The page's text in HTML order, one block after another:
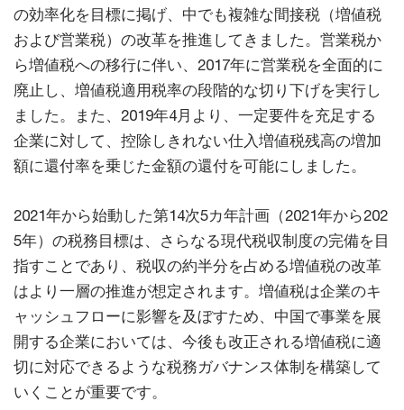
の効率化を目標に掲げ、中でも複雑な間接税（増値税
および営業税）の改革を推進してきました。営業税か
ら増値税への移行に伴い、2017年に営業税を全面的に
廃止し、増値税適用税率の段階的な切り下げを実行し
ました。また、2019年4月より、一定要件を充足する
企業に対して、控除しきれない仕入増値税残高の増加
額に還付率を乗じた金額の還付を可能にしました。
2021年から始動した第14次5カ年計画（2021年から202
5年）の税務目標は、さらなる現代税収制度の完備を目
指すことであり、税収の約半分を占める増値税の改革
はより一層の推進が想定されます。増値税は企業のキ
ャッシュフローに影響を及ぼすため、中国で事業を展
開する企業においては、今後も改正される増値税に適
切に対応できるような税務ガバナンス体制を構築して
いくことが重要です。